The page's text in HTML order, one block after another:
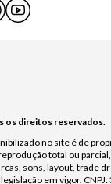
os direitos reservados.
no site é de
total ou
sons, layout, trade
em vigor.